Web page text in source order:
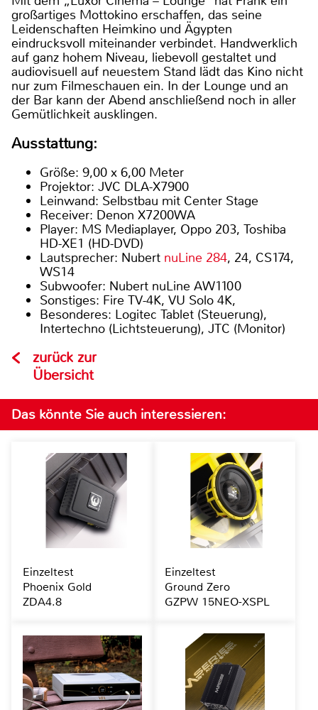
großartiges Mottokino erschaffen, das seine
Leidenschaften Heimkino und Ägypten
eindrucksvoll miteinander verbindet. Handwerklich
auf ganz hohem Niveau, liebevoll gestaltet und
audiovisuell auf neuestem Stand lädt das Kino nicht
nur zum Filmeschauen ein. In der Lounge und an
der Bar kann der Abend anschließend noch in aller
Gemütlichkeit ausklingen.
Ausstattung:
Größe: 9,00 x 6,00 Meter
Projektor: JVC DLA-X7900
Leinwand: Selbstbau mit Center Stage
Receiver: Denon X7200WA
Player: MS Mediaplayer, Oppo 203, Toshiba
HD-XE1 (HD-DVD)
Lautsprecher: Nubert nuLine 284, 24, CS174,
WS14
Subwoofer: Nubert nuLine AW1100
Sonstiges: Fire TV-4K, VU Solo 4K,
Besonderes: Logitec Tablet (Steuerung),
Intertechno (Lichtsteuerung), JTC (Monitor)
zurück zur
Übersicht
Das könnte Sie auch interessieren:
Einzeltest
Phoenix Gold
ZDA4.8
Einzeltest
Ground Zero
GZPW 15NEO-XSPL